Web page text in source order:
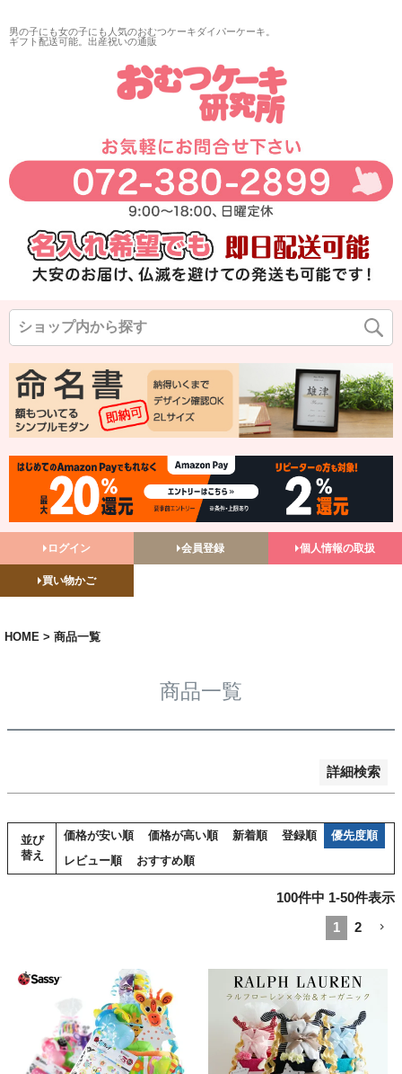
男の子にも女の子にも人気のおむつケーキダイパーケーキ。
ギフト配送可能。出産祝いの通販
ログイン 会員登録 個人情報の取扱
買い物かご
HOME 商品一覧
商品一覧
詳細検索
翌日発送
◆
◆
◆
◆
在庫なし商品を表示しない
バンドル販売
予約商品
予約商品のみを表示
並び順
登録順
価格が高い順
キーワードヒット順
検索
並び
替え
価格が安い順 価格が高い順 新着順 登録順
優先度順
レビュー順
おすすめ順
100件中 1-50件表示
1 2